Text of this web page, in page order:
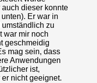
auch dieser konnte
Er war in
zu
war mir noch
geschmeidig
mag sein, dass
Anwendungen
ist,
nicht geeignet.